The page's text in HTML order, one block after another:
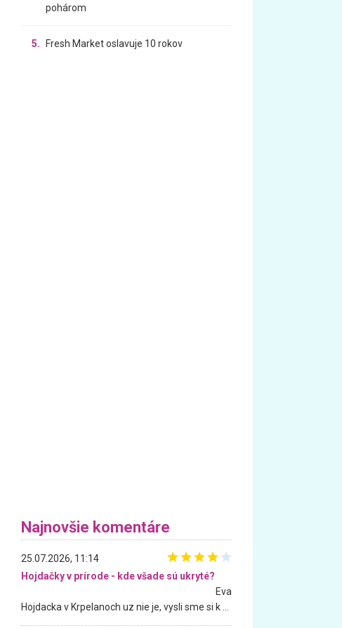
pohárom
5. Fresh Market oslavuje 10 rokov
Najnovšie komentáre
25.07.2026, 11:14
Hojdačky v prírode - kde všade sú ukryté?
Eva